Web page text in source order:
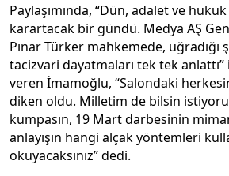
Paylaşımında, “Dün, adalet ve hukuk
karartacak bir gündü. Medya AŞ
Pınar Türker mahkemede, uğradığı
tacizvari dayatmaları tek tek
veren İmamoğlu, “Salondaki
diken oldu. Milletim de bilsin
kumpasın, 19 Mart darbesinin
anlayışın hangi alçak yöntemleri
okuyacaksınız” dedi.